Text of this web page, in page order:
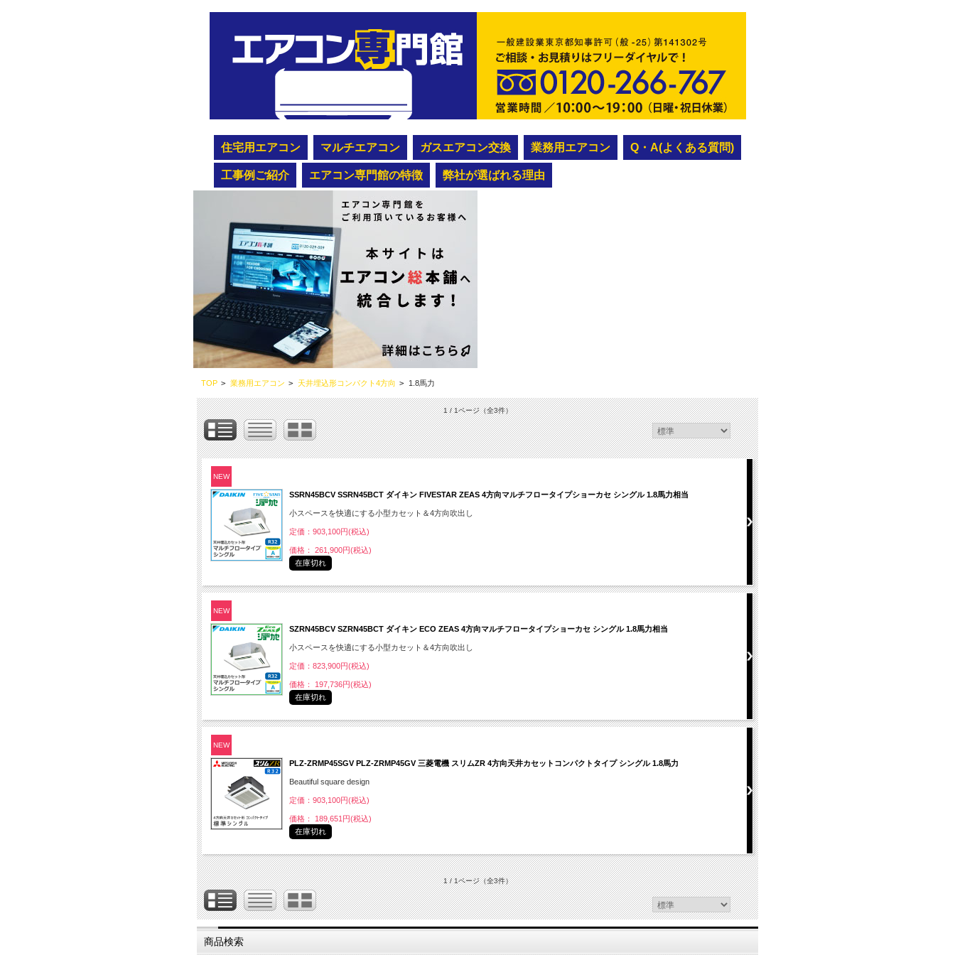
住宅用エアコン マルチエアコン ガスエアコン交換 業務用エアコン Q・A(よくある質問)
工事例ご紹介 エアコン専門館の特徴 弊社が選ばれる理由
TOP > 業務用エアコン > 天井埋込形コンパクト4方向 > 1.8馬力
1 / 1ページ（全3件）
NEW
SSRN45BCV SSRN45BCT ダイキン FIVESTAR ZEAS 4方向マルチフロータイプショーカセ シングル 1.8馬力相当
小スペースを快適にする小型カセット＆4方向吹出し
定価：903,100円(税込)
価格： 261,900円(税込)
在庫切れ
NEW
SZRN45BCV SZRN45BCT ダイキン ECO ZEAS 4方向マルチフロータイプショーカセ シングル 1.8馬力相当
小スペースを快適にする小型カセット＆4方向吹出し
定価：823,900円(税込)
価格： 197,736円(税込)
在庫切れ
NEW
PLZ-ZRMP45SGV PLZ-ZRMP45GV 三菱電機 スリムZR 4方向天井カセットコンパクトタイプ シングル 1.8馬力
Beautiful square design
定価：903,100円(税込)
価格： 189,651円(税込)
在庫切れ
1 / 1ページ（全3件）
商品検索